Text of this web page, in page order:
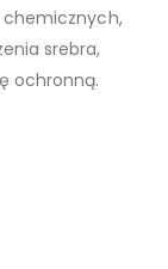
chemicznych,
srebra,
ochronną.